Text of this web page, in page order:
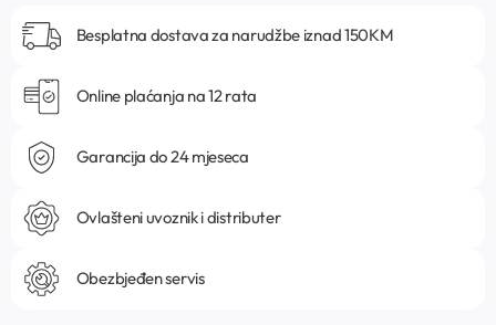
Besplatna dostava za narudžbe iznad 150KM
Online plaćanja na 12 rata
Garancija do 24 mjeseca
Ovlašteni uvoznik i distributer
Obezbjeđen servis